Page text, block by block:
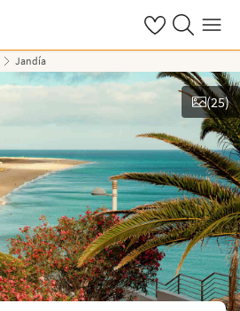
Se dinaSök på ving.se
Meny
Jandía
(25)